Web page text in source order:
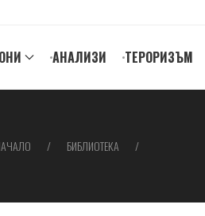
АНАЛИЗИ ТЕРОРИЗЪМ
БИБЛИОТЕКА